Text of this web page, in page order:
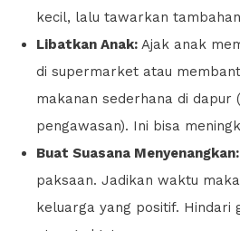
kecil, lalu tawarkan
Libatkan Anak: Ajak anak
di supermarket atau
makanan sederhana di dapur
pengawasan). Ini bisa
Buat Suasana Menyenangkan:
paksaan. Jadikan waktu
keluarga yang positif. Hindari